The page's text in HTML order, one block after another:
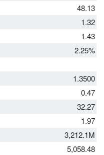
48.13
1.32
1.43
2.25%
1.3500
0.47
32.27
1.97
3,212.1M
5,058.48